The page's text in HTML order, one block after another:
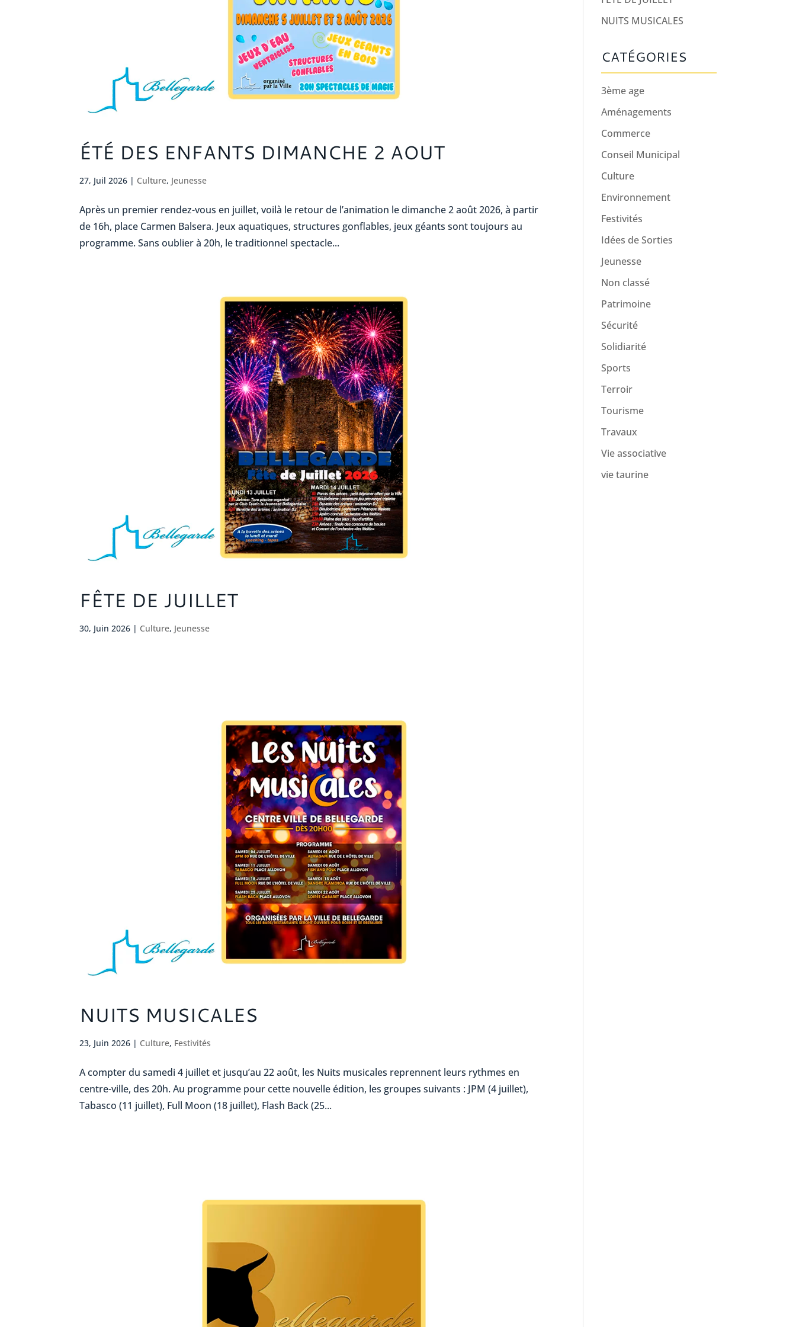
ÉTÉ DES ENFANTS DIMANCHE 2 AOUT
27, Juil 2026 | Culture, Jeunesse
Après un premier rendez-vous en juillet, voilà le retour de l’animation le dimanche 2 août 2026, à partir
de 16h, place Carmen Balsera. Jeux aquatiques, structures gonflables, jeux géants sont toujours au
programme. Sans oublier à 20h, le traditionnel spectacle...
FÊTE DE JUILLET
30, Juin 2026 | Culture, Jeunesse
NUITS MUSICALES
23, Juin 2026 | Culture, Festivités
A compter du samedi 4 juillet et jusqu’au 22 août, les Nuits musicales reprennent leurs rythmes en
centre-ville, des 20h. Au programme pour cette nouvelle édition, les groupes suivants : JPM (4 juillet),
Tabasco (11 juillet), Full Moon (18 juillet), Flash Back (25...
NUITS MUSICALES
CATÉGORIES
3ème age
Aménagements
Commerce
Conseil Municipal
Culture
Environnement
Festivités
Idées de Sorties
Jeunesse
Non classé
Patrimoine
Sécurité
Solidiarité
Sports
Terroir
Tourisme
Travaux
Vie associative
vie taurine